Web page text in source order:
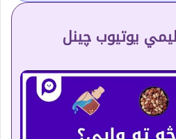
یوتیوب چینل